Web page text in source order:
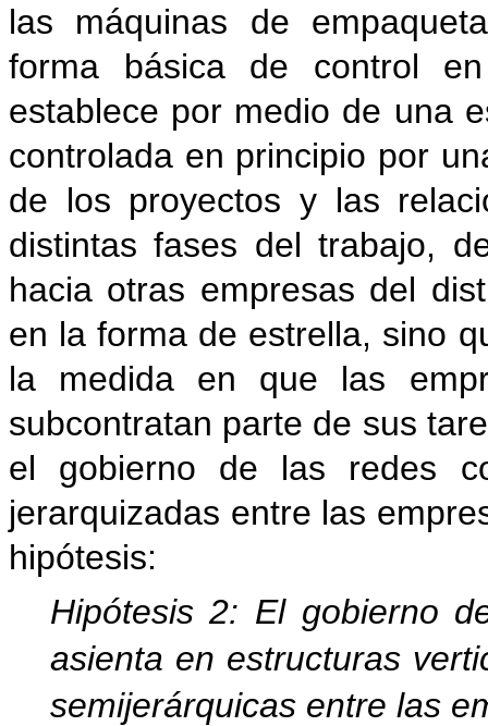
las máquinas de
forma básica de control
establece por medio de una
controlada en principio por
de los proyectos y las
distintas fases del trabajo,
hacia otras empresas del
en la forma de estrella, sino
la medida en que las
subcontratan parte de sus
el gobierno de las redes
jerarquizadas entre las
hipótesis:
Hipótesis 2: El gobierno
asienta en estructuras
semijerárquicas entre las